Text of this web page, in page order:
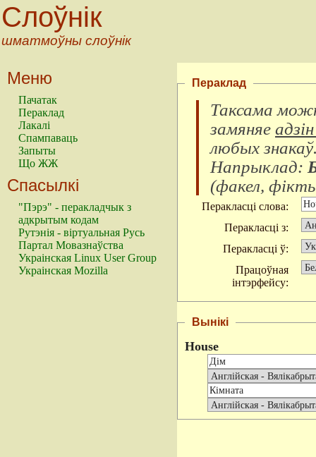
Слоўнік
шматмоўны слоўнік
Меню
Пачатак
Пераклад
Лакалі
Спампаваць
Запыты
Що ЖЖ
Спасылкі
"Пэрэ" - перакладчык з
адкрытым кодам
Рутэнія - віртуальная Русь
Партал Мовазнаўства
Украінская Linux User Group
Украінская Mozilla
Пераклад
Таксама
замяняе
любых знакаў
Напрыклад:
(факел,
Перакласці слова:
Перакласці з:
Перакласці ў:
Працоўная
інтэрфейсу:
Вынікі
House